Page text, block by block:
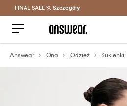
Oszczędzaj z Answear
FINAL SALE % Szczegóły
Answear Ona Odzież Sukienki